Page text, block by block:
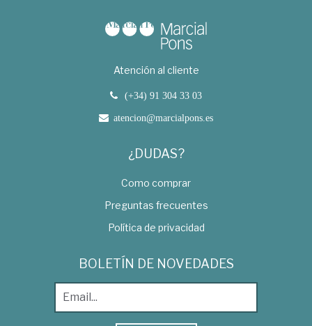
Atención al cliente
(+34) 91 304 33 03
atencion@marcialpons.es
¿DUDAS?
Como comprar
Preguntas frecuentes
Política de privacidad
BOLETÍN DE NOVEDADES